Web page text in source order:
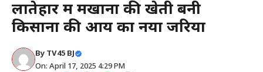
लातेहार में मखाना की खेती बनी
किसानों की आय का नया जरिया
By TV45 BJ
On: April 17, 2025 4:29 PM